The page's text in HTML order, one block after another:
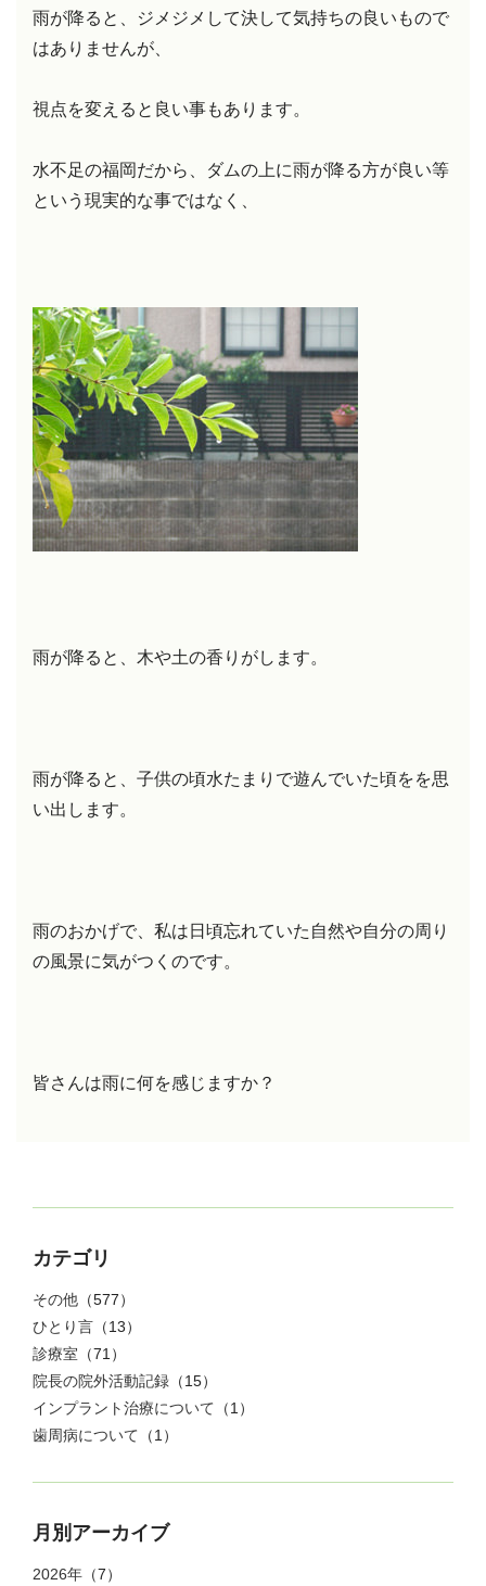
雨が降ると、ジメジメして決して気持ちの良いもので
はありませんが、
視点を変えると良い事もあります。
水不足の福岡だから、ダムの上に雨が降る方が良い等
という現実的な事ではなく、
雨が降ると、木や土の香りがします。
雨が降ると、子供の頃水たまりで遊んでいた頃をを思
い出します。
雨のおかげで、私は日頃忘れていた自然や自分の周り
の風景に気がつくのです。
皆さんは雨に何を感じますか？
カテゴリ
その他 （577）
ひとり言 （13）
診療室 （71）
院長の院外活動記録 （15）
インプラント治療について （1）
歯周病について （1）
月別アーカイブ
2026年 （7）